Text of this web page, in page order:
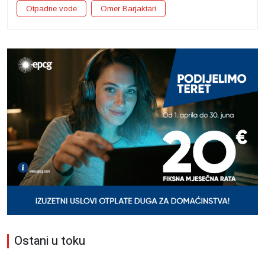
Otpadne vode Omer Barjaktari
Ostani u toku